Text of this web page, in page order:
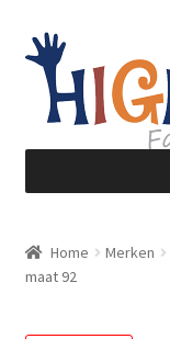
Ga
door
naar
navigatie
Ga
direct
naar
inhoud
Home Merken
maat 92